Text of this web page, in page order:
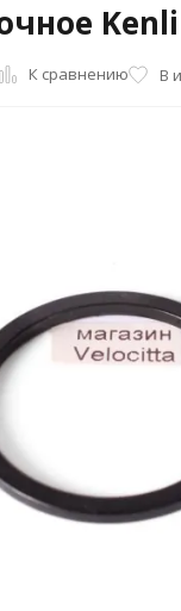
К сравнению В